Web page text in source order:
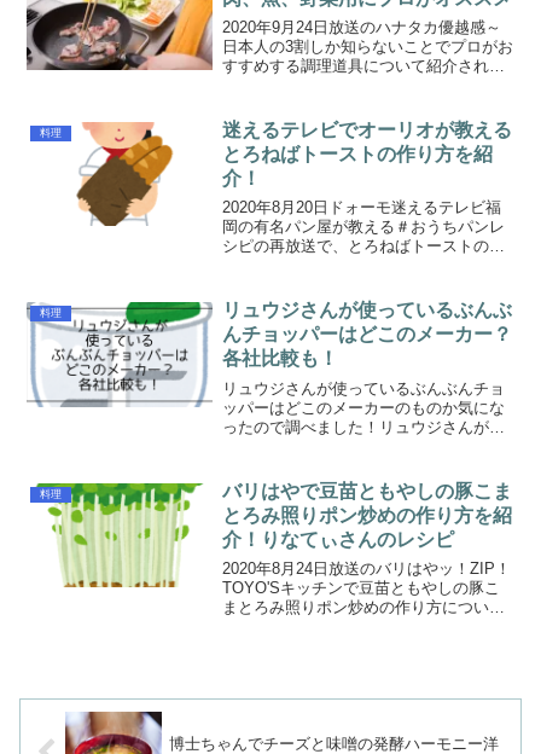
2020年9月24日放送のハナタカ優越感～
日本人の3割しか知らないことでプロがお
すすめする調理道具について紹介されま
料理
迷えるテレビでオーリオが教える
とろねばトーストの作り方を紹
介！
2020年8月20日ドォーモ迷えるテレビ福
岡の有名パン屋が教える＃おうちパンレ
シピの再放送で、とろねばトーストの作
料理
リュウジさんが使っているぶんぶ
んチョッパーはどこのメーカー？
各社比較も！
リュウジさんが使っているぶんぶんチョ
ッパーはどこのメーカーのものか気にな
ったので調べました！リュウジさんが使
料理
バリはやで豆苗ともやしの豚こま
とろみ照りポン炒めの作り方を紹
介！りなてぃさんのレシピ
2020年8月24日放送のバリはやッ！ZIP！
TOYO'Sキッチンで豆苗ともやしの豚こ
まとろみ照りポン炒めの作り方について
博士ちゃんでチーズと味噌の発酵ハーモニー洋